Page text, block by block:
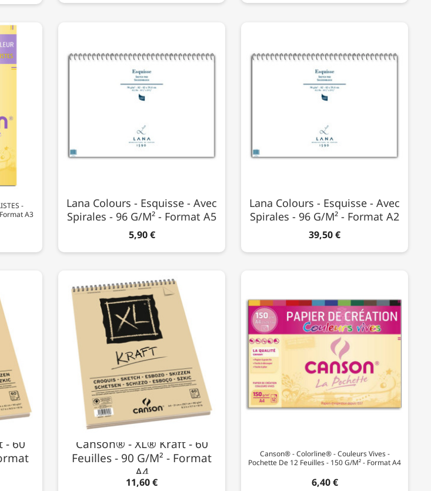
-
A3
Lana Colours - Esquisse - Avec
Spirales - 96 G/m² - Format A5
5,90 €
Lana Colours - Esquisse - Avec
Spirales - 96 G/m² - Format A2
39,50 €
- 60
Canson® - XL® Kraft - 60
Feuilles - 90 G/m² - Format
A4
11,60 €
Canson® - Colorline® - Couleurs Vives -
Pochette De 12 Feuilles - 150 G/m² - Format A4
6,40 €